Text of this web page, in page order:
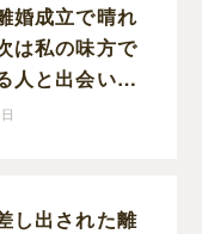
婚成立で晴れ
は私の味方で
人と出会いた
向く。クセ強
し出された離